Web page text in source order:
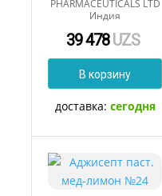
PHARMACEUTICALS LTD
Индия
39 478UZS
В корзину
доставка: сегодня